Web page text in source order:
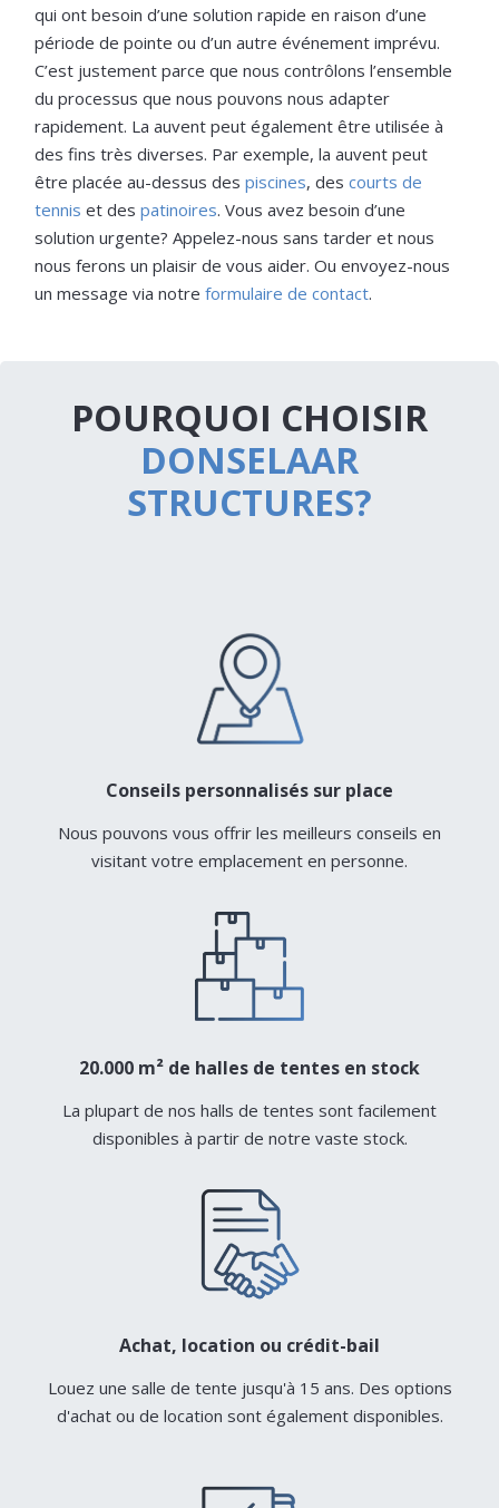
qui ont besoin d’une solution rapide en raison d’une
période de pointe ou d’un autre événement imprévu.
C’est justement parce que nous contrôlons l’ensemble
du processus que nous pouvons nous adapter
rapidement. La auvent peut également être utilisée à
des fins très diverses. Par exemple, la auvent peut
être placée au-dessus des piscines, des courts de
tennis et des patinoires. Vous avez besoin d’une
solution urgente? Appelez-nous sans tarder et nous
nous ferons un plaisir de vous aider. Ou envoyez-nous
un message via notre formulaire de contact.
POURQUOI CHOISIR
DONSELAAR
STRUCTURES?
Conseils personnalisés sur place
Nous pouvons vous offrir les meilleurs conseils en
visitant votre emplacement en personne.
20.000 m² de halles de tentes en stock
La plupart de nos halls de tentes sont facilement
disponibles à partir de notre vaste stock.
Achat, location ou crédit-bail
Louez une salle de tente jusqu'à 15 ans. Des options
d'achat ou de location sont également disponibles.